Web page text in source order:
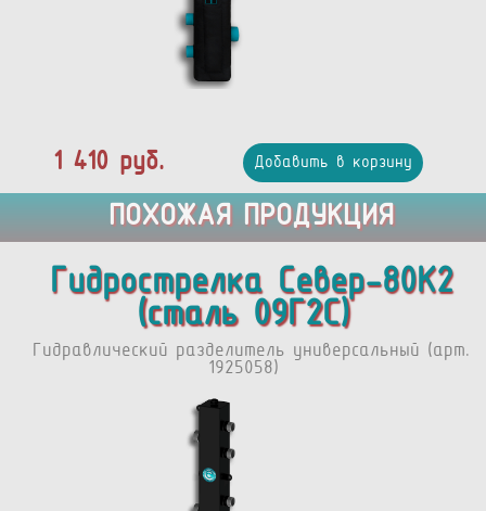
1 410 руб. Добавить в корзину
ПОХОЖАЯ ПРОДУКЦИЯ
Гидрострелка Север-80К2
(сталь 09Г2С)
Гидравлический разделитель универсальный (арт.
1925058)